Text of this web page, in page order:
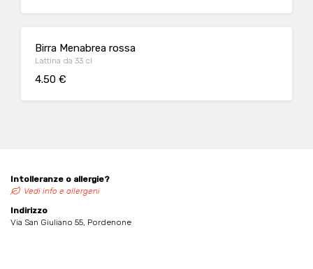
Birra Menabrea rossa
Lattina da 33 cl
4.50 €
Intolleranze o allergie?
Vedi info e allergeni
Indirizzo
Via San Giuliano 55, Pordenone